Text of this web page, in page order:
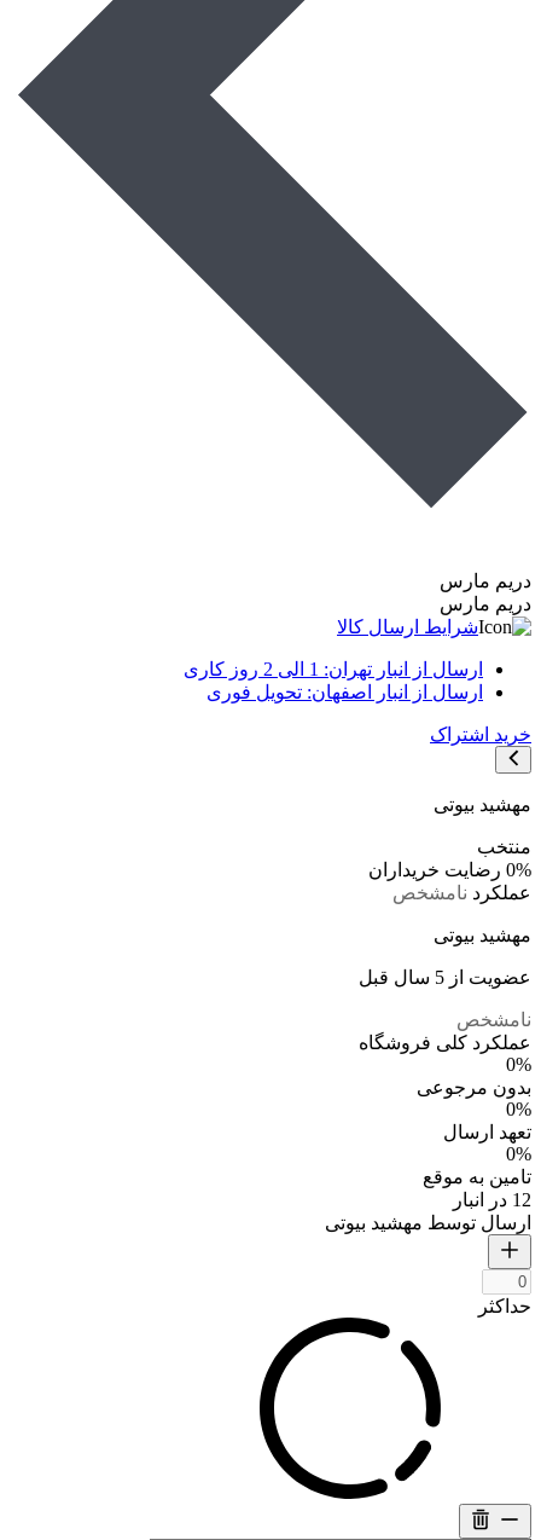
دریم مارس
دریم مارس
شرایط ارسال کالا
ارسال از انبار تهران: 1 الی 2 روز کاری
ارسال از انبار اصفهان: تحویل فوری
خرید اشتراک
مهشید بیوتی
منتخب
0% رضایت خریداران
عملکرد نامشخص
مهشید بیوتی
عضویت از 5 سال قبل
نامشخص
عملکرد کلی فروشگاه
0%
بدون مرجوعی
0%
تعهد ارسال
0%
تامین به موقع
12 در انبار
ارسال توسط مهشید بیوتی
حداکثر